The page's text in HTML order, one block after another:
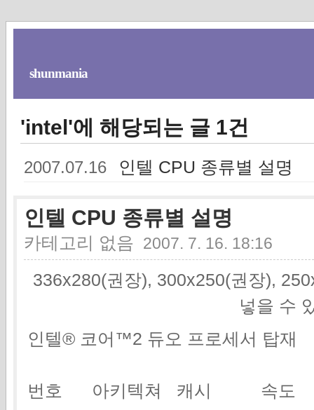
shunmania
'intel'에 해당되는 글 1건
2007.07.16 인텔 CPU 종류별 설명
인텔 CPU 종류별 설명
카테고리 없음 2007. 7. 16. 18:16
336x280(권장), 300x250(권장),
넣을 수
인텔® 코어™2 듀오 프로세서 탑재
번호 아키텍쳐 캐시 속도